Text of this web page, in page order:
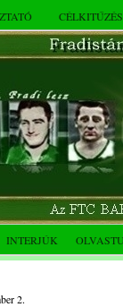
INTERJÚK
2.